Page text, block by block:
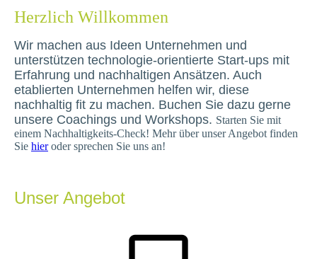
Herzlich Willkommen
Wir machen aus Ideen Unternehmen und
unterstützen techno logie-orientierte Start-ups mit
Erfahrung und nachhaltigen Ansätzen. Auch
etablierten Unternehmen helfen wir, diese
nachhaltig fit zu machen. Buchen Sie dazu gerne
unsere Coachings und Workshops. Starten Sie mit
einem Nachhaltigkeits-Check! Mehr über unser Angebot finden
Sie hieroder sprechen Sie uns an!
Unser Angebot